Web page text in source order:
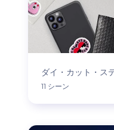
ダイ・カット・ス
11 シーン